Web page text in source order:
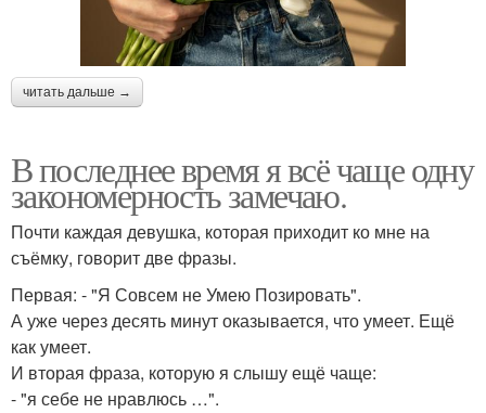
читать дальше →
В последнее время я всё чаще одну
закономерность замечаю.
Почти каждая девушка, которая приходит ко мне на
съёмку, говорит две фразы.
Первая: - "Я Совсем не Умею Позировать".
А уже через десять минут оказывается, что умеет. Ещё
как умеет.
И вторая фраза, которую я слышу ещё чаще:
- "я себе не нравлюсь …".